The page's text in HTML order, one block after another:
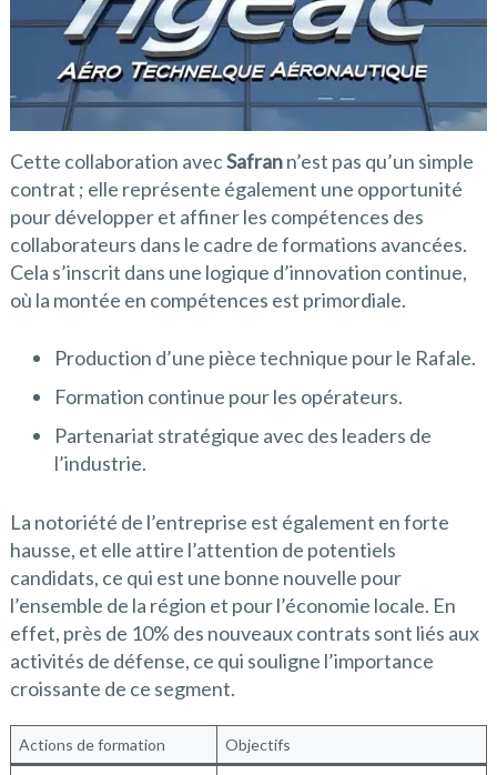
Cette collaboration avecSafrann’est pas qu’un simple
contrat ; elle représente également une opportunité
pour développer et affiner les compétences des
collaborateurs dans le cadre de formations avancées.
Cela s’inscrit dans une logique d’innovation continue,
où la montée en compétences est primordiale.
Production d’une pièce technique pour le Rafale.
Formation continue pour les opérateurs.
Partenariat stratégique avec des leaders de
l’industrie.
La notoriété de l’entreprise est également en forte
hausse, et elle attire l’attention de potentiels
candidats, ce qui est une bonne nouvelle pour
l’ensemble de la région et pour l’économie locale. En
effet, près de 10% des nouveaux contrats sont liés aux
activités de défense, ce qui souligne l’importance
croissante de ce segment.
Actions de formation Objectifs